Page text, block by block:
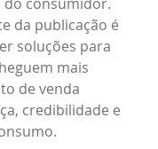
da publicação é
soluções para
mais
de venda
credibilidade e